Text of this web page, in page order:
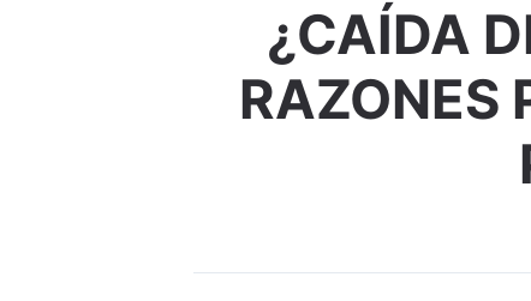
¿CAÍDA
RAZONES